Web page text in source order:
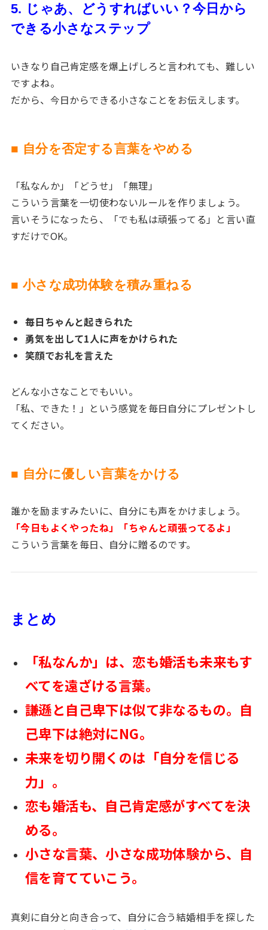
5. じゃあ、どうすればいい？今日から
できる小さなステップ
いきなり自己肯定感を爆上げしろと言われても、難しい
ですよね。
だから、今日からできる小さなことをお伝えします。
■ 自分を否定する言葉をやめる
「私なんか」「どうせ」「無理」
こういう言葉を一切使わないルールを作りましょう。
言いそうになったら、「でも私は頑張ってる」と言い直
すだけでOK。
■ 小さな成功体験を積み重ねる
毎日ちゃんと起きられた
勇気を出して1人に声をかけられた
笑顔でお礼を言えた
どんな小さなことでもいい。
「私、できた！」という感覚を毎日自分にプレゼントし
てください。
■ 自分に優しい言葉をかける
誰かを励ますみたいに、自分にも声をかけましょう。
「今日もよくやったね」「ちゃんと頑張ってるよ」
こういう言葉を毎日、自分に贈るのです。
まとめ
「私なんか」は、恋も婚活も未来もす
べてを遠ざける言葉。
謙遜と自己卑下は似て非なるもの。自
己卑下は絶対にNG。
未来を切り開くのは「自分を信じる
力」。
恋も婚活も、自己肯定感がすべてを決
める。
小さな言葉、小さな成功体験から、自
信を育てていこう。
真剣に自分と向き合って、自分に合う結婚相手を探した